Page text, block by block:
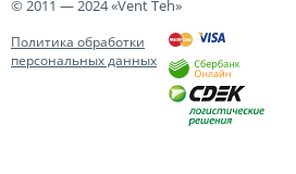
© 2011 — 2024 «Vent Teh»
Политика обработки
персональных данных